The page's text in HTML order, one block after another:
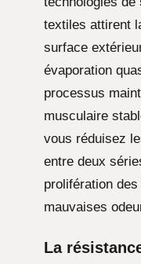
textiles attirent
surface
évaporation
processus
musculaire
vous réduisez
entre deux
prolifération
mauvaises
La